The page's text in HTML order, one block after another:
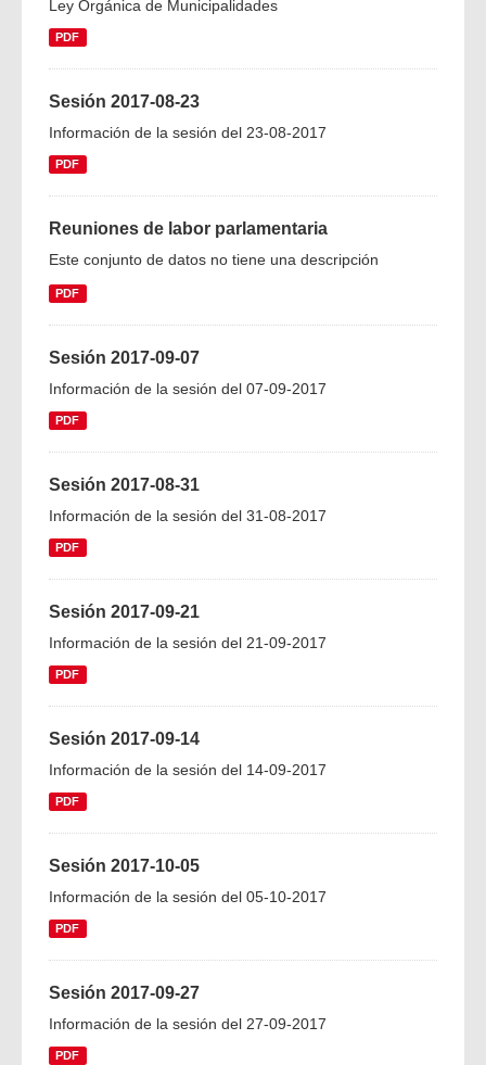
Ley Orgánica de Municipalidades
PDF
Sesión 2017-08-23
Información de la sesión del 23-08-2017
PDF
Reuniones de labor parlamentaria
Este conjunto de datos no tiene una descripción
PDF
Sesión 2017-09-07
Información de la sesión del 07-09-2017
PDF
Sesión 2017-08-31
Información de la sesión del 31-08-2017
PDF
Sesión 2017-09-21
Información de la sesión del 21-09-2017
PDF
Sesión 2017-09-14
Información de la sesión del 14-09-2017
PDF
Sesión 2017-10-05
Información de la sesión del 05-10-2017
PDF
Sesión 2017-09-27
Información de la sesión del 27-09-2017
PDF